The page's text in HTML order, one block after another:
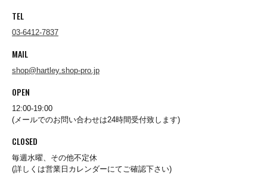
Used
↓Brand List↓
A.KJAERBEDE
alk phenix
TEL
03-6412-7837
MAIL
shop@hartley.shop-pro.jp
OPEN
12:00-19:00
(メールでのお問い合わせは24時間受付致します)
CLOSED
毎週水曜、その他不定休
(詳しくは営業日カレンダーにてご確認下さい)